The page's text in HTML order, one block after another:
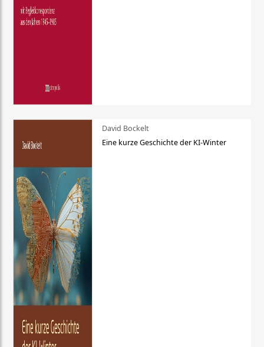
David Bockelt
Eine kurze Geschichte der KI-Winter